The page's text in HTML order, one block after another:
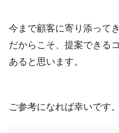
今まで顧客に寄り添って
だからこそ、提案できる
あると思います。
ご参考になれば幸いです。